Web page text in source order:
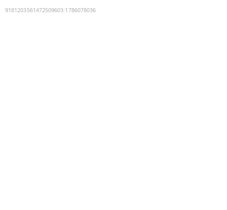
9181203561472509603:1786078036